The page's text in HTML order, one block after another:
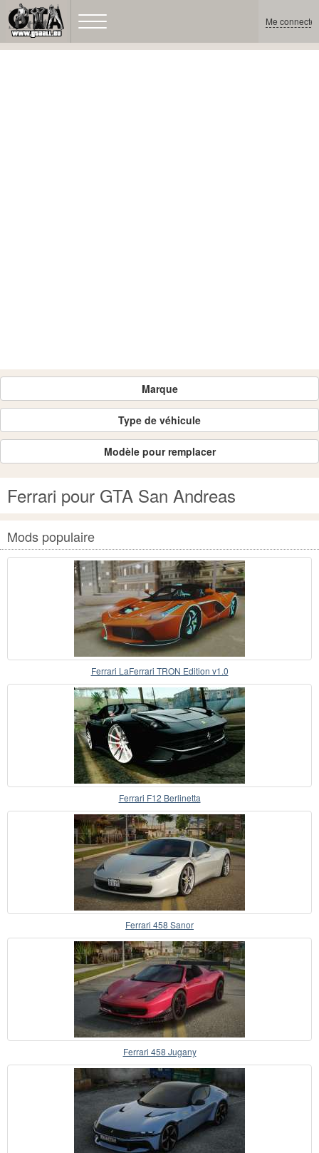
Me connecter
Marque
Type de véhicule
Modèle pour remplacer
Ferrari pour GTA San Andreas
Mods populaire
Ferrari LaFerrari TRON Edition v1.0
Ferrari F12 Berlinetta
Ferrari 458 Sanor
Ferrari 458 Jugany